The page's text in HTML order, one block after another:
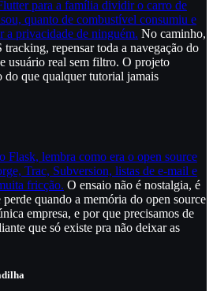
para a família dividir o carro de
quanto de combustível consumiu e
a privacidade de ninguém. No caminho,
repensar toda a navegação do
usuário real sem filtro. O projeto
do que qualquer tutorial jamais
Flask, lembra como era o open source
Trac, Subversion, listas de e-mail e
fricção. O ensaio não é nostalgia, é
perde quando a memória do open source
empresa, e por que precisamos de
que só existe pra não deixar as